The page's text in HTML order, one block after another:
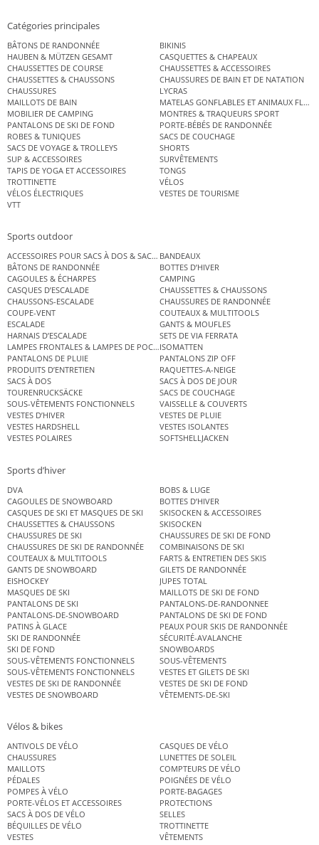
Catégories principales
BÂTONS DE RANDONNÉE
BIKINIS
HAUBEN & MÜTZEN GESAMT
CASQUETTES & CHAPEAUX
CHAUSSETTES DE COURSE
CHAUSSETTES & ACCESSOIRES
CHAUSSETTES & CHAUSSONS
CHAUSSURES DE BAIN ET DE NATATION
CHAUSSURES
LYCRAS
MAILLOTS DE BAIN
MATELAS GONFLABLES ET ANIMAUX
MOBILIER DE CAMPING
MONTRES & TRAQUEURS SPORT
PANTALONS DE SKI DE FOND
PORTE-BÉBÉS DE RANDONNÉE
ROBES & TUNIQUES
SACS DE COUCHAGE
SACS DE VOYAGE & TROLLEYS
SHORTS
SUP & ACCESSOIRES
SURVÊTEMENTS
TAPIS DE YOGA ET ACCESSOIRES
TONGS
TROTTINETTE
VÉLOS
VÉLOS ÉLECTRIQUES
VESTES DE TOURISME
VTT
Sports outdoor
ACCESSOIRES POUR SACS À DOS & SACS ÉTANCHES
BANDEAUX
BÂTONS DE RANDONNÉE
BOTTES D’HIVER
CAGOULES & ÉCHARPES
CAMPING
CASQUES D’ESCALADE
CHAUSSETTES & CHAUSSONS
CHAUSSONS-ESCALADE
CHAUSSURES DE RANDONNÉE
COUPE-VENT
COUTEAUX & MULTITOOLS
ESCALADE
GANTS & MOUFLES
HARNAIS D’ESCALADE
SETS DE VIA FERRATA
LAMPES FRONTALES & LAMPES DE POCHEISOMATTEN
PANTALONS DE PLUIE
PANTALONS ZIP OFF
PRODUITS D’ENTRETIEN
RAQUETTES-A-NEIGE
SACS À DOS
SACS À DOS DE JOUR
TOURENRUCKSÄCKE
SACS DE COUCHAGE
SOUS-VÊTEMENTS FONCTIONNELS
VAISSELLE & COUVERTS
VESTES D’HIVER
VESTES DE PLUIE
VESTES HARDSHELL
VESTES ISOLANTES
VESTES POLAIRES
SOFTSHELLJACKEN
Sports d’hiver
DVA
BOBS & LUGE
CAGOULES DE SNOWBOARD
BOTTES D’HIVER
CASQUES DE SKI ET MASQUES DE SKI
SKISOCKEN & ACCESSOIRES
CHAUSSETTES & CHAUSSONS
SKISOCKEN
CHAUSSURES DE SKI
CHAUSSURES DE SKI DE FOND
CHAUSSURES DE SKI DE RANDONNÉE
COMBINAISONS DE SKI
COUTEAUX & MULTITOOLS
FARTS & ENTRETIEN DES SKIS
GANTS DE SNOWBOARD
GILETS DE RANDONNÉE
EISHOCKEY
JUPES TOTAL
MASQUES DE SKI
MAILLOTS DE SKI DE FOND
PANTALONS DE SKI
PANTALONS-DE-RANDONNEE
PANTALONS-DE-SNOWBOARD
PANTALONS DE SKI DE FOND
PATINS À GLACE
PEAUX POUR SKIS DE RANDONNÉE
SKI DE RANDONNÉE
SÉCURITÉ-AVALANCHE
SKI DE FOND
SNOWBOARDS
SOUS-VÊTEMENTS FONCTIONNELS
SOUS-VÊTEMENTS
SOUS-VÊTEMENTS FONCTIONNELS
VESTES ET GILETS DE SKI
VESTES DE SKI DE RANDONNÉE
VESTES DE SKI DE FOND
VESTES DE SNOWBOARD
VÊTEMENTS-DE-SKI
Vélos & bikes
ANTIVOLS DE VÉLO
CASQUES DE VÉLO
CHAUSSURES
LUNETTES DE SOLEIL
MAILLOTS
COMPTEURS DE VÉLO
PÉDALES
POIGNÉES DE VÉLO
POMPES À VÉLO
PORTE-BAGAGES
PORTE-VÉLOS ET ACCESSOIRES
PROTECTIONS
SACS À DOS DE VÉLO
SELLES
BÉQUILLES DE VÉLO
TROTTINETTE
VESTES
VÊTEMENTS